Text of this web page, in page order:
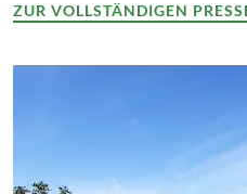
ZUR VOLLSTÄNDIGEN